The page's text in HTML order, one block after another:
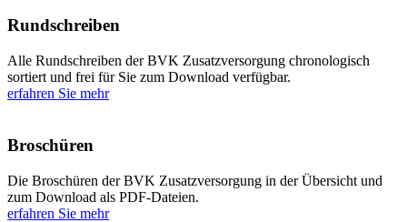
Rundschreiben
Alle Rundschreiben der BVK Zusatzversorgung chronologisch
sortiert und frei für Sie zum Download verfügbar.
erfahren Sie mehr
Broschüren
Die Broschüren der BVK Zusatzversorgung in der Übersicht und
zum Download als PDF-Dateien.
erfahren Sie mehr